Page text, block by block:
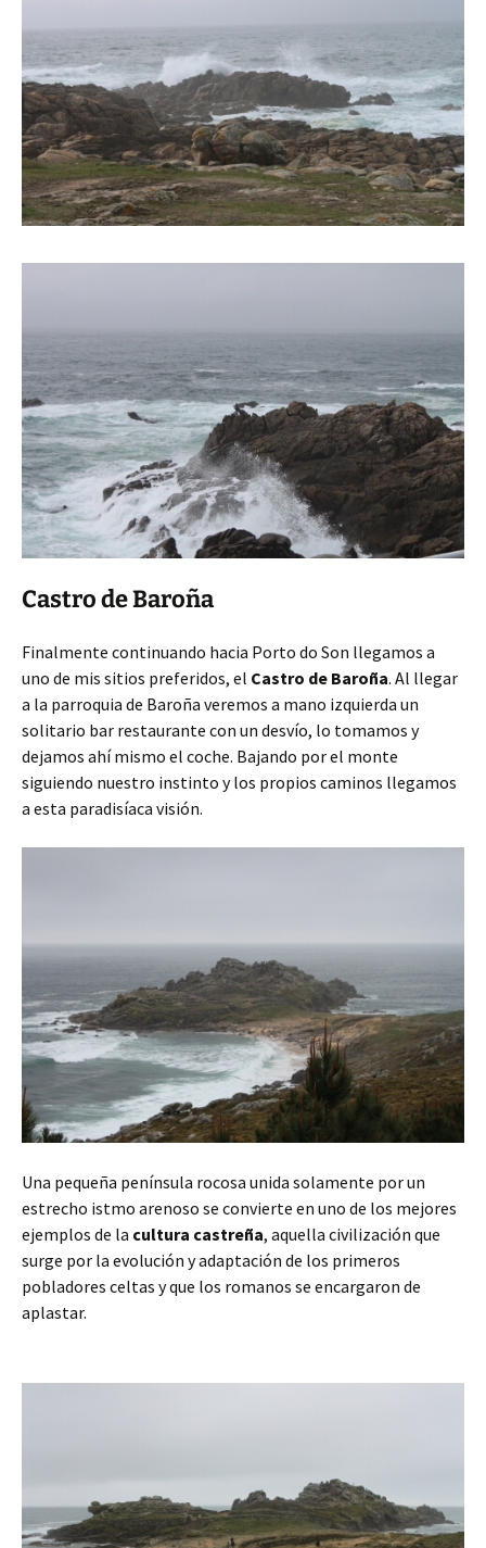
Castro de Baroña
Finalmente continuando hacia Porto do Son llegamos a
uno de mis sitios preferidos, el Castro de Baroña. Al llegar
a la parroquia de Baroña veremos a mano izquierda un
solitario bar restaurante con un desvío, lo tomamos y
dejamos ahí mismo el coche. Bajando por el monte
siguiendo nuestro instinto y los propios caminos llegamos
a esta paradisíaca visión.
Una pequeña península rocosa unida solamente por un
estrecho istmo arenoso se convierte en uno de los mejores
ejemplos de la cultura castreña, aquella civilización que
surge por la evolución y adaptación de los primeros
pobladores celtas y que los romanos se encargaron de
aplastar.